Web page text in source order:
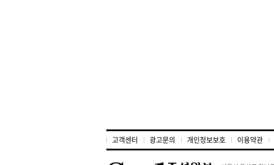
고객센터 광고문의 개인정보보호 이용약관